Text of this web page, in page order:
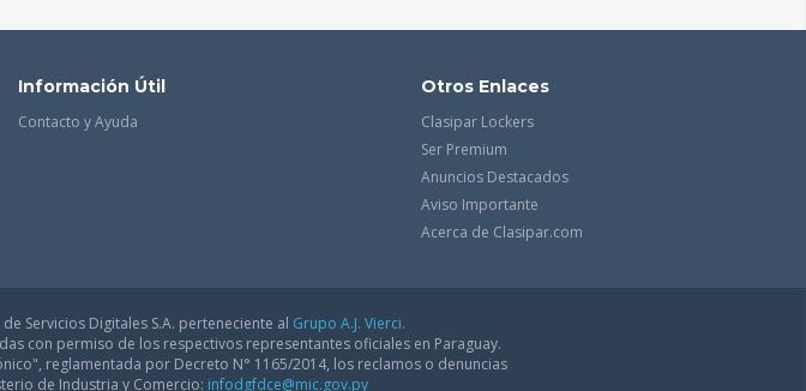
Información Útil
Contacto y Ayuda
Otros Enlaces
Clasipar Lockers
Ser Premium
Anuncios Destacados
Aviso Importante
Acerca de Clasipar.com
Servicios Digitales S.A. perteneciente al Grupo A.J. Vierci.
con permiso de los respectivos representantes oficiales en Paraguay.
reglamentada por Decreto N° 1165/2014, los reclamos o denuncias
de Industria y Comercio: infodgfdce@mic.gov.py